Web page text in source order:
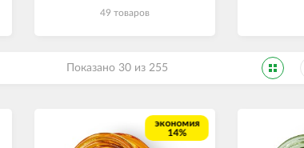
49 товаров
Показано 30 из 255
экономия
14%